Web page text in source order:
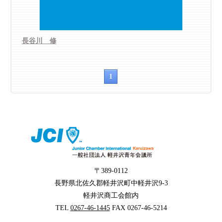
長谷川 修
1
〒389-0112
長野県北佐久郡軽井沢町中軽井沢9-3
軽井沢商工会館内
TEL 0267-46-1445FAX 0267-46-5214